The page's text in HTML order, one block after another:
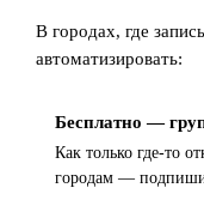
В городах, где
автоматизировать:
Бесплатно —
Как только где-то
городам —